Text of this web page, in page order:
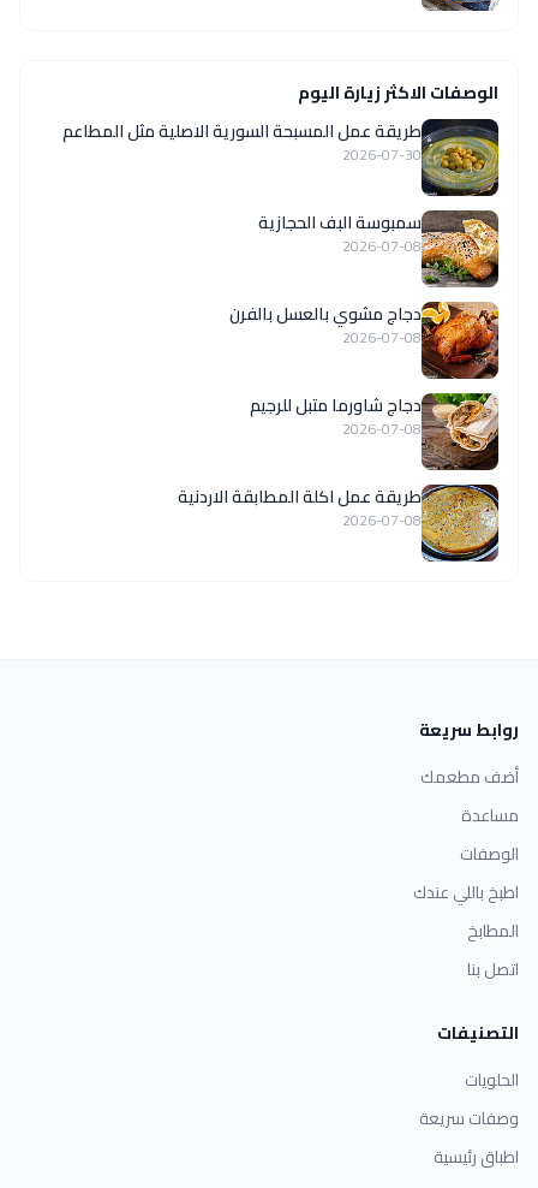
الوصفات الاكثر زيارة اليوم
‏طريقة عمل المسبحة السورية الاصلية مثل المطاعم
2026-07-30
سمبوسة البف الحجازية
2026-07-08
دجاج مشوي بالعسل بالفرن
2026-07-08
دجاج شاورما متبل للرجيم
2026-07-08
طريقة عمل اكلة المطابقة الاردنية
2026-07-08
روابط سريعة
أضف مطعمك
مساعدة
الوصفات
اطبخ باللي عندك
المطابخ
اتصل بنا
التصنيفات
الحلويات
وصفات سريعة
اطباق رئيسية